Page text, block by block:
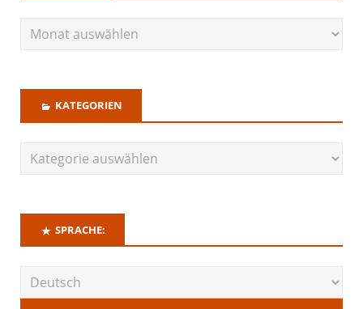
KATEGORIEN
SPRACHE: